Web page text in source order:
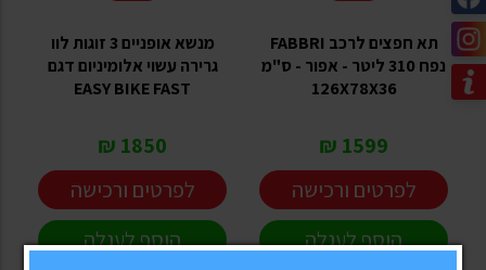
תא חפצים לרכב FABBRI
נפח 310 ליטר - אפור - ס"מ
126X78X36
1599 ₪
לפרטים ורכישה
הוסף לעגלה
מנשא אופניים 3 זוגות לוו
גרירה עשוי אלומיניום דגם
EASY BIKE FAST
1850 ₪
לפרטים ורכישה
הוסף לעגלה